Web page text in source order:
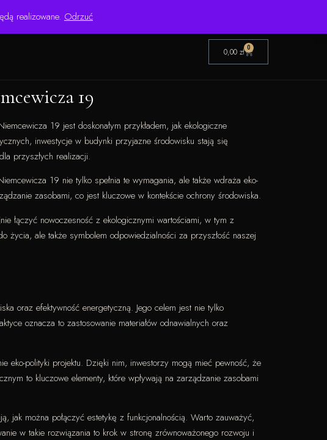
realizowane. Odrzuć
0,00 zł 0
19
19 jest doskonałym przykładem, jak ekologiczne
inwestycje w budynki przyjazne środowisku stają się
przyszłych realizacji.
19 nie tylko spełnia te wymagania, ale także wdraża eko-
zasobami, co jest kluczowe w kontekście ochrony środowiska.
łączyć nowoczesność z ekologicznymi wartościami, w tym z
życia, ale także symbolem odpowiedzialności za przyszłość naszej
oraz efektywność energetyczną. Jego celem jest nie tylko
oznacza to zastosowanie materiałów odnawialnych oraz
eko-polityki projektu. Dzięki nim, inwestorzy mogą mieć pewność, że
to kluczowe elementy, które wpływają na zarządzanie zasobami
jak można połączyć estetykę z funkcjonalnością. Warto zauważyć,
w takie rozwiązania to krok w stronę zrównoważonego rozwoju i